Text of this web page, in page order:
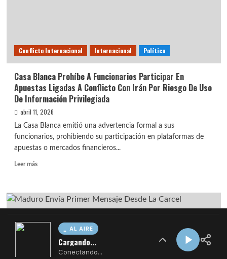
AL AIRE
Cargando...
Conectando...